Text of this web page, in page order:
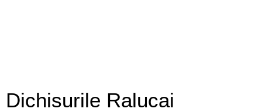
Dichisurile Ralucai